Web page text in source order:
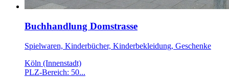
Buchhandlung Domstrasse
Spielwaren, Kinderbücher, Kinderbekleidung, Geschenke
Köln (Innenstadt)
PLZ-Bereich: 50...